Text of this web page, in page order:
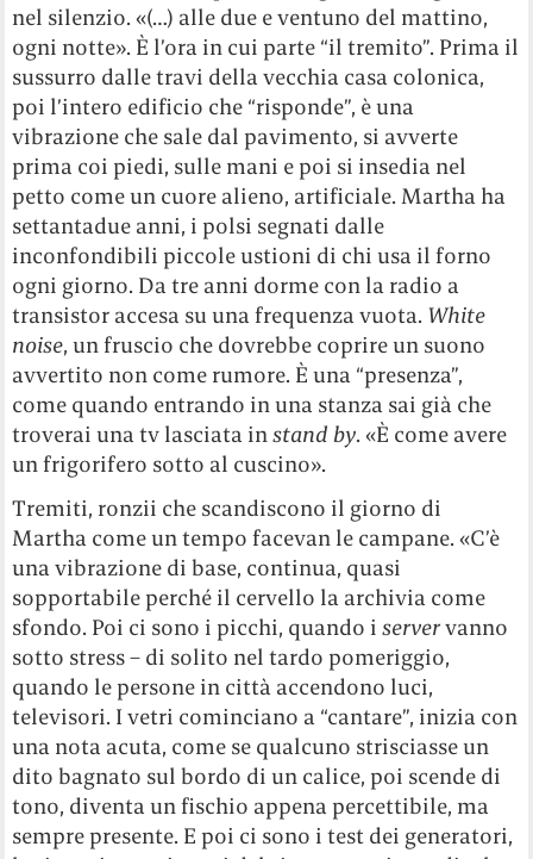
nel silenzio. «(…) alle due e ventuno del mattino,
ogni notte». È l’ora in cui parte “il tremito”. Prima il
sussurro dalle travi della vecchia casa colonica,
poi l’intero edificio che “risponde”, è una
vibrazione che sale dal pavimento, si avverte
prima coi piedi, sulle mani e poi si insedia nel
petto come un cuore alieno, artificiale. Martha ha
settantadue anni, i polsi segnati dalle
inconfondibili piccole ustioni di chi usa il forno
ogni giorno. Da tre anni dorme con la radio a
transistor accesa su una frequenza vuota. White
noise, un fruscio che dovrebbe coprire un suono
avvertito non come rumore. È una “presenza”,
come quando entrando in una stanza sai già che
troverai una tv lasciata instand by. «È come avere
un frigorifero sotto al cuscino».
Tremiti, ronzii che scandiscono il giorno di
Martha come un tempo facevan le campane. «C’è
una vibrazione di base, continua, quasi
sopportabile perché il cervello la archivia come
sfondo. Poi ci sono i picchi, quando iservervanno
sotto stress – di solito nel tardo pomeriggio,
quando le persone in città accendono luci,
televisori. I vetri cominciano a “cantare”, inizia con
una nota acuta, come se qualcuno strisciasse un
dito bagnato sul bordo di un calice, poi scende di
tono, diventa un fischio appena percettibile, ma
sempre presente. E poi ci sono i test dei generatori,